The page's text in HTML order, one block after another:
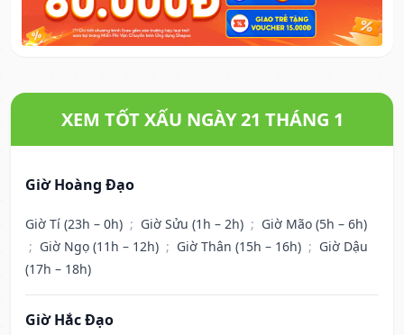
XEM TỐT XẤU NGÀY 21 THÁNG 1
Giờ Hoàng Đạo
Giờ Tí (23h – 0h) ; Giờ Sửu (1h – 2h) ; Giờ Mão (5h – 6h)
; Giờ Ngọ (11h – 12h) ; Giờ Thân (15h – 16h) ; Giờ Dậu
(17h – 18h)
Giờ Hắc Đạo